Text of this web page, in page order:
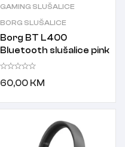
GAMING SLUŠALICE
BORG SLUŠALICE
Borg BT L400
Bluetooth slušalice pink
60,00 KM